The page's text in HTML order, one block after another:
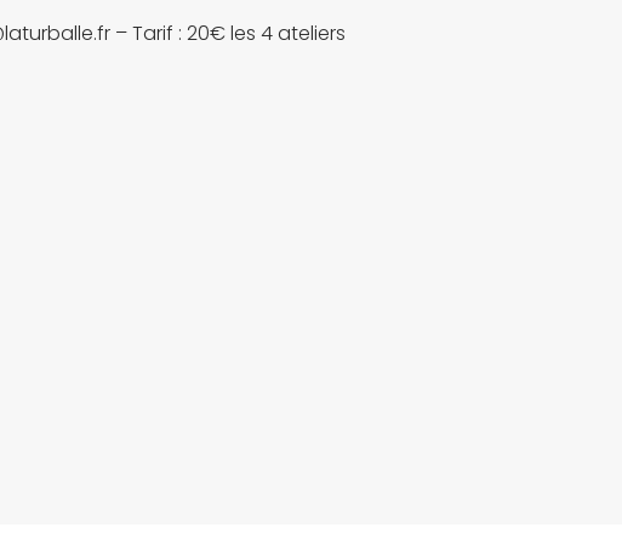
– Tarif : 20€ les 4 ateliers